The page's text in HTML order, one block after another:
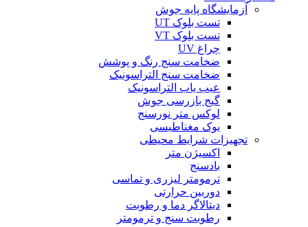
آزمایشگاه پایه جوش
تست بلوک UT
تست بلوک VT
چراغ UV
ضخامت سنج رنگ و پوشش
ضخامت سنج التراسونیک
عیب یاب التراسونیک
گیج بازرسی جوش
لوکس متر نورسنج
یوک مغناطیسی
تجهیزات شرایط محیطی
اکسیژن متر
بادسنج
ترمومتر لیزری و تماسی
دوربین حرارتی
دیتالاگر دما و رطوبت
رطوبت سنج و ترمومتر